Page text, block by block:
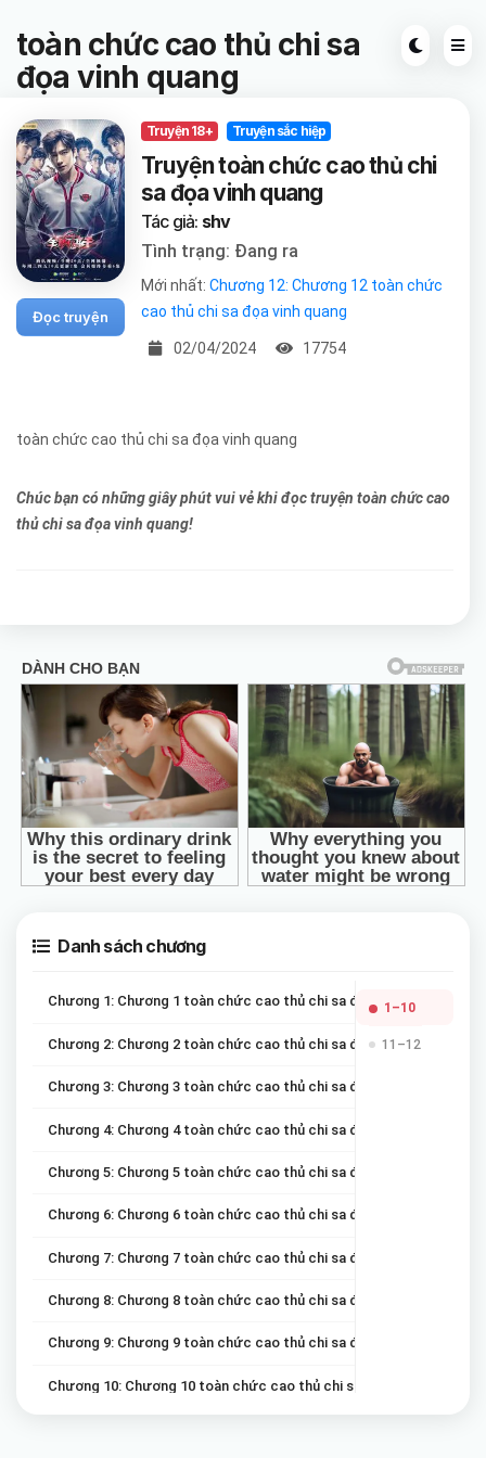
toàn chức cao thủ chi sa
đọa vinh quang
Đọc truyện
Truyện 18+ Truyện sắc hiệp
Truyện toàn chức cao thủ chi
sa đọa vinh quang
Tác giả: shv
Tình trạng: Đang ra
Mới nhất: Chương 12: Chương 12 toàn chức
cao thủ chi sa đọa vinh quang
02/04/2024 17754
toàn chức cao thủ chi sa đọa vinh quang
Chúc bạn có những giây phút vui vẻ khi đọc truyện toàn chức cao
thủ chi sa đọa vinh quang!
Danh sách chương
Chương 1: Chương 1 toàn chức cao thủ chi sa đọa vinh quang
Chương 2: Chương 2 toàn chức cao thủ chi sa đọa vinh quang
Chương 3: Chương 3 toàn chức cao thủ chi sa đọa vinh quang
Chương 4: Chương 4 toàn chức cao thủ chi sa đọa vinh quang
Chương 5: Chương 5 toàn chức cao thủ chi sa đọa vinh quang
Chương 6: Chương 6 toàn chức cao thủ chi sa đọa vinh quang
Chương 7: Chương 7 toàn chức cao thủ chi sa đọa vinh quang
Chương 8: Chương 8 toàn chức cao thủ chi sa đọa vinh quang
Chương 9: Chương 9 toàn chức cao thủ chi sa đọa vinh quang
Chương 10: Chương 10 toàn chức cao thủ chi sa đọa vinh quang
1–10
11–12